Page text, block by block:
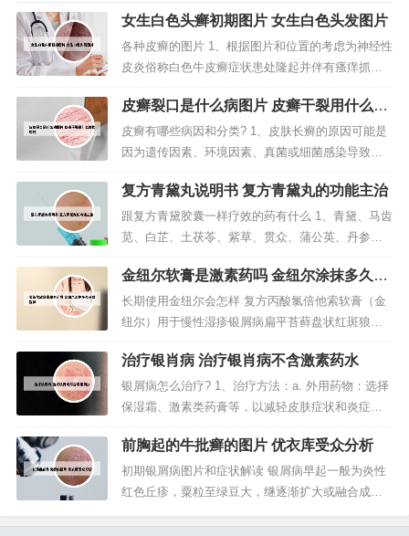
女生白色头癣初期图片 女生白色头发图片
各种皮癣的图片 1、根据图片和位置的考虑为神经性
皮炎俗称白色牛皮癣症状患处隆起并伴有瘙痒抓挠
会出现白色皮屑。足癣为足部的皮肤癣菌感染。多
见于成人，儿童少见。发病季节性明显，夏秋病
重，冬春病减。2、皮癣 01 皮癣发病初期皮疹好发
于四肢深侧，其次为躯干部和头皮发髻，皮鲜发病
初期皮疹开始为粟粒大小，...
皮癣裂口是什么病图片 皮癣干裂用什么擦
比较好
皮癣有哪些病因和分类? 1、皮肤长癣的原因可能是
因为遗传因素、环境因素、真菌或细菌感染导致
的。皮肤长癣的原因主要是根据病因以及癣的种类
来判断。牛皮癣一般是由环境因素、遗传因素、自
身免疫导致的皮肤病。2、第牛皮癣，就是俗称的银
屑病。银屑病是一种慢性炎症性皮肤病，目前的病
因不清楚，但研究认为银屑病的发生...
复方青黛丸说明书 复方青黛丸的功能主治
跟复方青黛胶囊一样疗效的药有什么 1、青黛、马齿
苋、白芷、土茯苓、紫草、贯众、蒲公英、丹参、
粉萆薢、白鲜皮、乌梅、五味子（酒制）、山楂
（焦）、...功能主治清热解毒，化瘀消斑，祛风止
痒。2、郁金银屑片 郁金银屑片是一种中成药，它具
有燥湿杀虫、疏通气血、软坚消积、清热解毒的作
用。在临床上主要治疗皮肤系...
金纽尔软膏是激素药吗 金纽尔涂抹多久可
以洗掉
长期使用金纽尔会怎样 复方丙酸氯倍他索软膏（金
纽尔）用于慢性湿疹银屑病扁平苔藓盘状红斑狼疮
神经性皮炎掌跖脓疱病等皮质类固醇外用治疗有效
的皮肤病。在皮损处局部外用，一日2次，但长期外
用强效皮质激素丙酸氯倍他索可引起皮肤萎缩。您
好！是可以治疗的！ 复方丙酸氯倍他索软膏（金纽
尔） 复方丙酸氯倍他索软膏用于...
治疗银肖病 治疗银肖病不含激素药水
银屑病怎么治疗? 1、治疗方法：a. 外用药物：选择
保湿霜、激素类药膏等，以减轻皮肤症状和炎症。b.
口服药物：如抗炎、抗过敏、免疫抑制剂等，需根
据具体病情在医生指导下使用。c. 光疗：如紫外
线、光化学疗法等，有助于缓解症状。2、严重的银
屑病在外用药的基础之上，需要口服维甲酸或者免
前胸起的牛批癣的图片 优衣库受众分析
初期银屑病图片和症状解读 银屑病早起一般为炎性
红色丘疹，粟粒至绿豆大，继逐渐扩大或融合成为